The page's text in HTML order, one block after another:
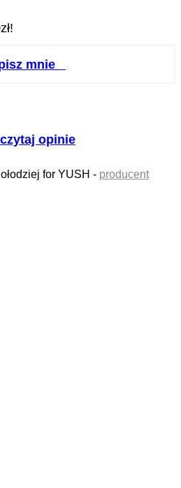
mnie
opinie
for YUSH - producent